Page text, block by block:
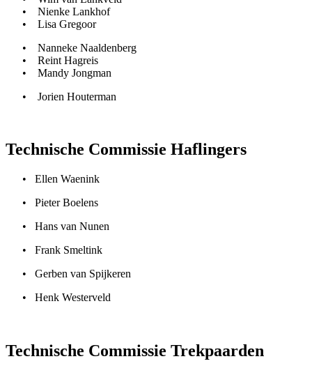
• Nienke Lankhof
• Lisa Gregoor
• Nanneke Naaldenberg
• Reint Hagreis
• Mandy Jongman
• Jorien Houterman
Technische Commissie Haflingers
• Ellen Waenink
• Pieter Boelens
• Hans van Nunen
• Frank Smeltink
• Gerben van Spijkeren
• Henk Westerveld
Technische Commissie Trekpaarden